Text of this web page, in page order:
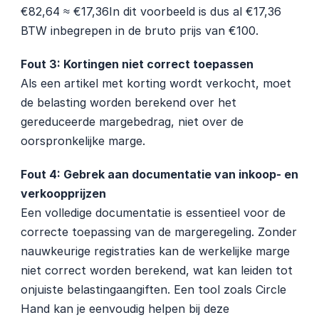
€82,64 ≈ €17,36In dit voorbeeld is dus al €17,36
BTW inbegrepen in de bruto prijs van €100.
Fout 3: Kortingen niet correct toepassen
Als een artikel met korting wordt verkocht, moet
de belasting worden berekend over het
gereduceerde margebedrag, niet over de
oorspronkelijke marge.
Fout 4: Gebrek aan documentatie van inkoop- en
verkoopprijzen
Een volledige documentatie is essentieel voor de
correcte toepassing van de margeregeling. Zonder
nauwkeurige registraties kan de werkelijke marge
niet correct worden berekend, wat kan leiden tot
onjuiste belastingaangiften. Een tool zoals Circle
Hand kan je eenvoudig helpen bij deze